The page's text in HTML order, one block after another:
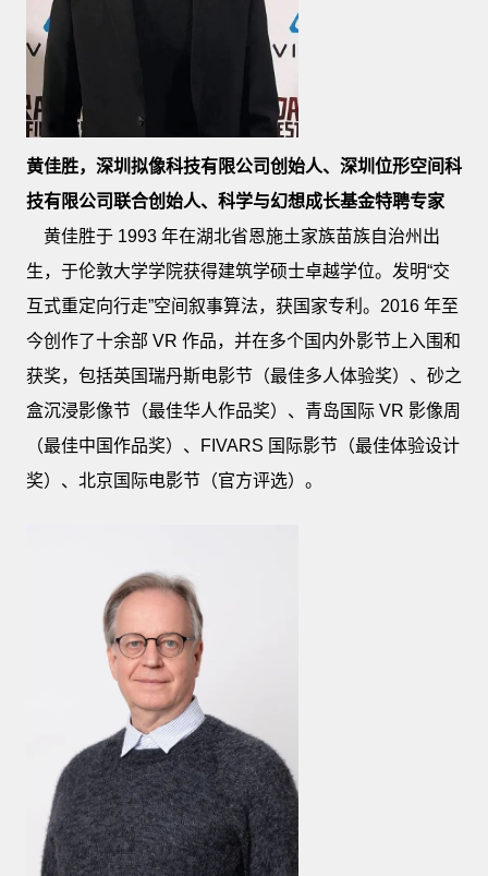
黄佳胜，深圳拟像科技有限公司创始人、深圳位形空间科
技有限公司联合创始人、科学与幻想成长基金特聘专家
黄佳胜于 1993 年在湖北省恩施土家族苗族自治州出
生，于伦敦大学学院获得建筑学硕士卓越学位。发明“交
互式重定向行走”空间叙事算法，获国家专利。2016 年至
今创作了十余部 VR 作品，并在多个国内外影节上入围和
获奖，包括英国瑞丹斯电影节（最佳多人体验奖）、砂之
盒沉浸影像节（最佳华人作品奖）、青岛国际 VR 影像周
（最佳中国作品奖）、FIVARS 国际影节（最佳体验设计
奖）、北京国际电影节（官方评选）。